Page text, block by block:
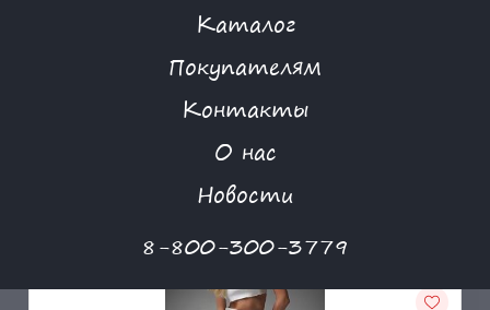
Каталог
Покупателям
Контакты
О нас
Новости
8-800-300-3779
КАТАЛОГ ТОВАРОВ